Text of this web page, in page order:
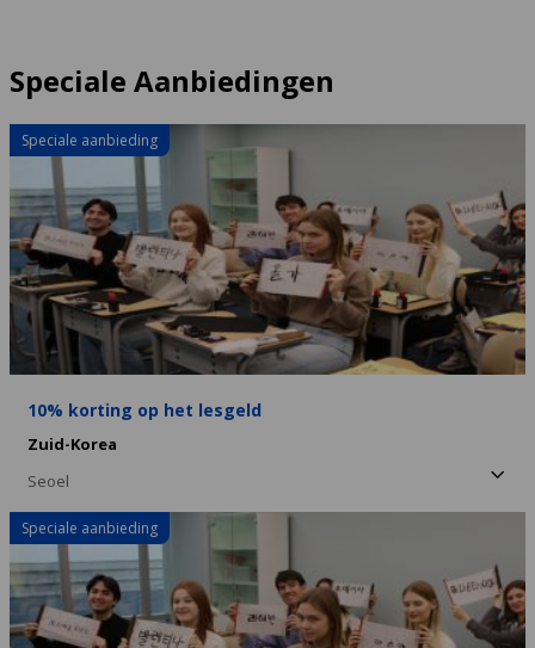
Speciale Aanbiedingen
Speciale aanbieding
10% korting op het lesgeld
Zuid-Korea
Seoel
Speciale aanbieding